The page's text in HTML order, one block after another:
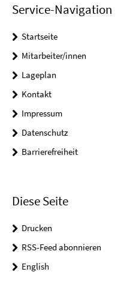
Service-Navigation
Startseite
Mitarbeiter/innen
Lageplan
Kontakt
Impressum
Datenschutz
Barrierefreiheit
Diese Seite
Drucken
RSS-Feed abonnieren
English